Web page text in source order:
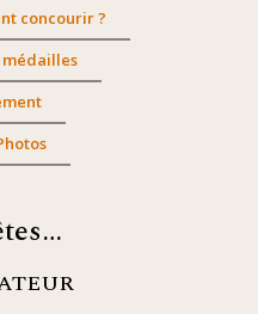
concourir ?